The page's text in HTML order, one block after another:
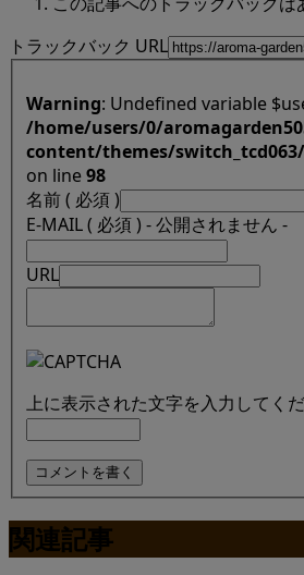
トラックバック URL
Warning : Undefined variable
/home/users/0/
content/themes/
on line98
名前 ( 必須 )
E-MAIL ( 必須 ) - 公開されません -
URL
上に表示された文字を入力してくだ
関連記事